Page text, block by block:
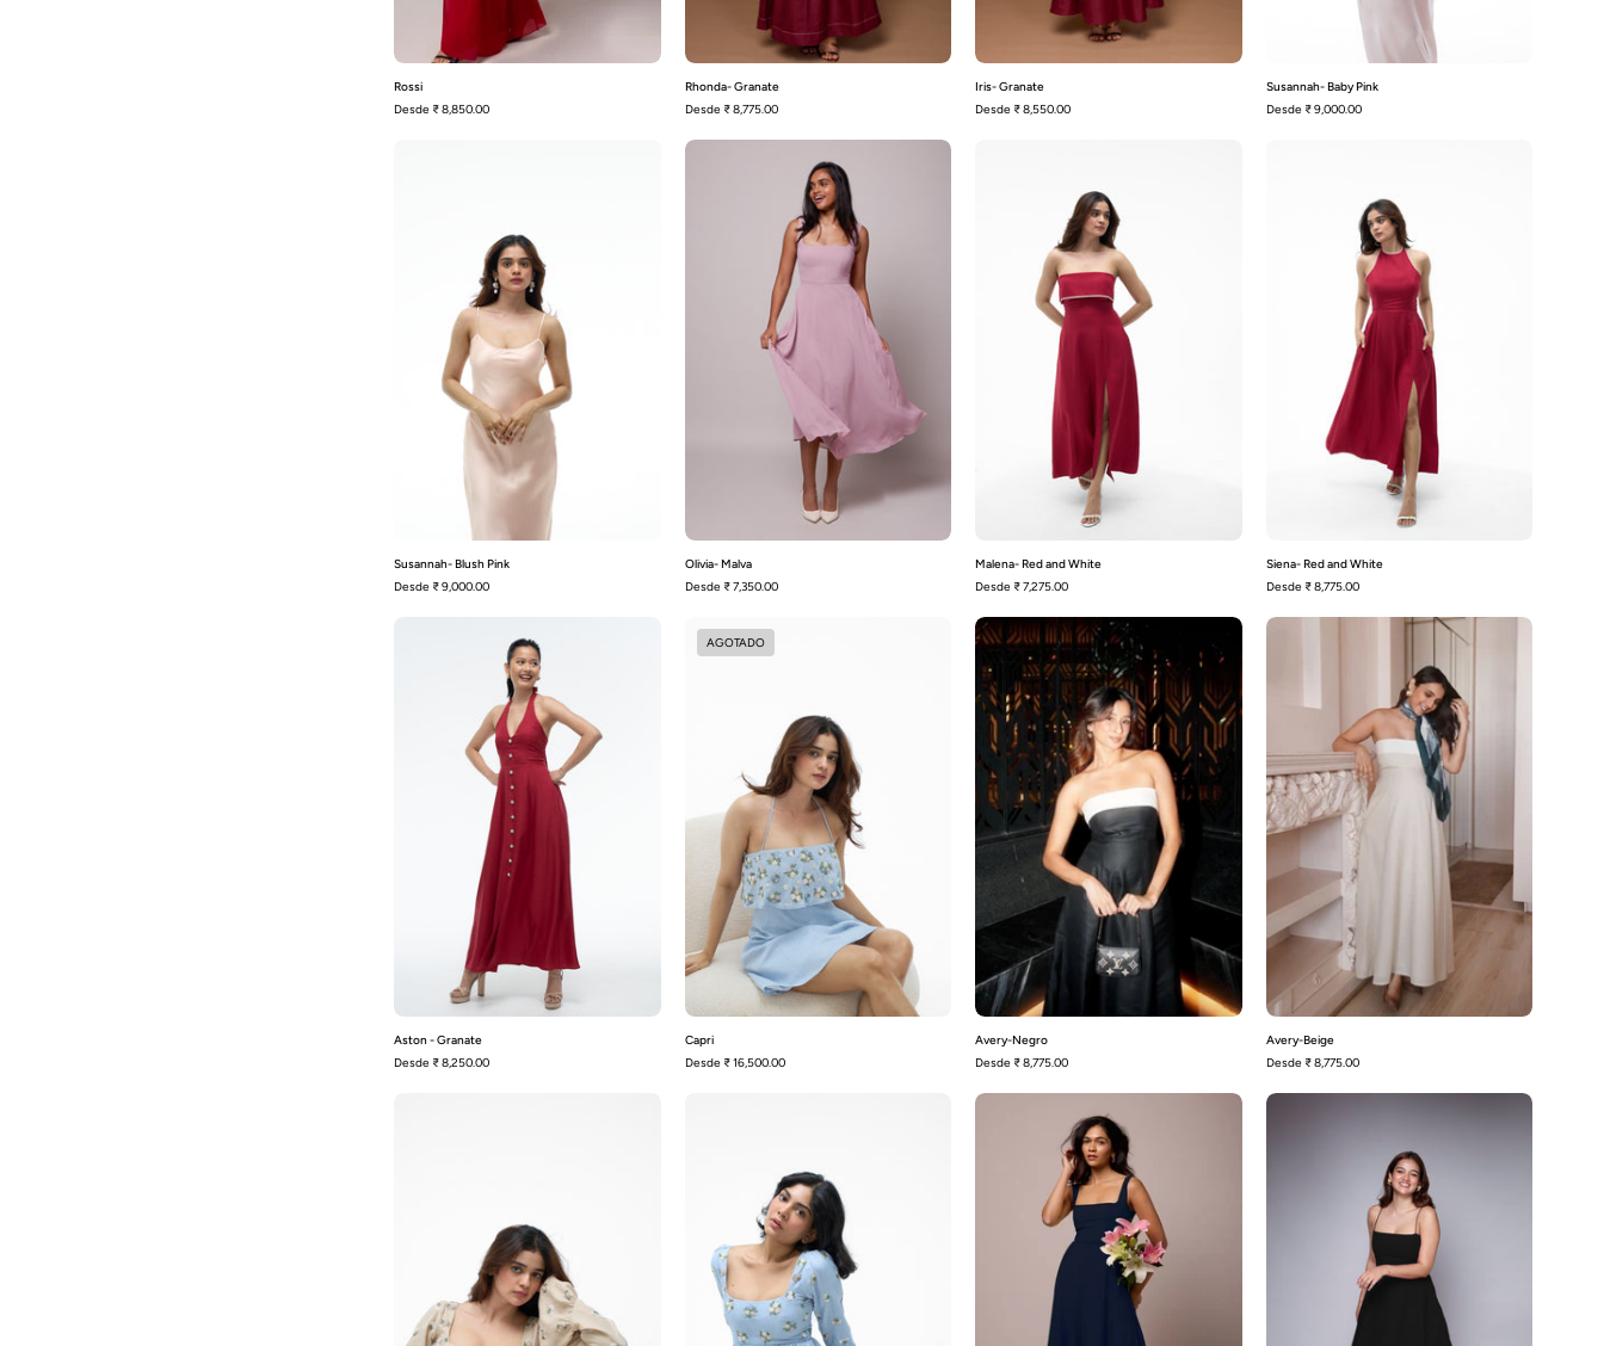
Rossi
Desde ₹ 8,850.00
Rhonda- Granate
Desde ₹ 8,775.00
Iris- Granate
Desde ₹ 8,550.00
Susannah- Baby Pink
Desde ₹ 9,000.00
Susannah- Blush Pink
Desde ₹ 9,000.00
Malva
Olivia- Malva
Desde ₹ 7,350.00
and
White
Malena- Red and White
Desde ₹ 7,275.00
and
White
Siena- Red and White
Desde ₹ 8,775.00
-
Granate
Aston - Granate
Desde ₹ 8,250.00
AGOTADO
Capri
Desde ₹ 16,500.00
Avery-
Negro
Avery-Negro
Desde ₹ 8,775.00
Avery-
Beige
Avery-Beige
Desde ₹ 8,775.00
Azul
Oxford